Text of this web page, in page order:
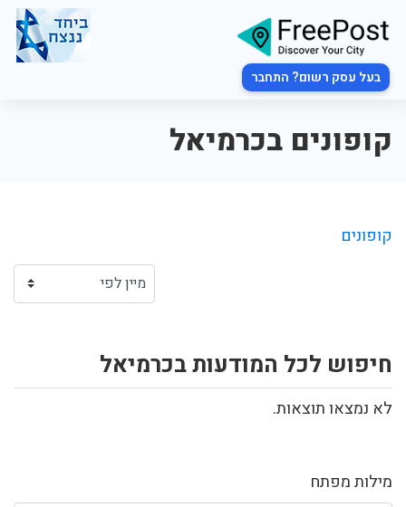
בעל עסק רשום? התחבר
קופונים בכרמיאל
מילות מפתח
קופונים
חיפוש לכל המודעות בכרמיאל
לא נמצאו תוצאות.